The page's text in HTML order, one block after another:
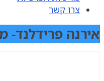
צרו קשר
אירנה פרידלנד-